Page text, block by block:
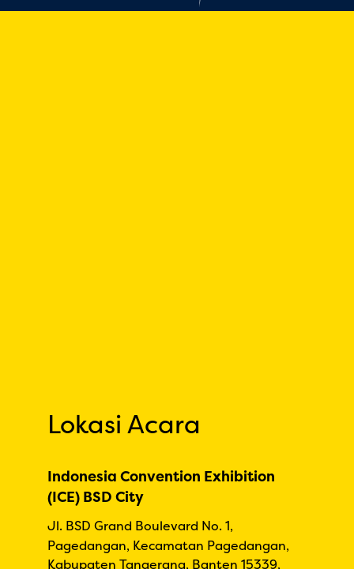
Lokasi Acara
Indonesia Convention Exhibition
(ICE) BSD City
Jl. BSD Grand Boulevard No. 1,
Pagedangan, Kecamatan Pagedangan,
Kabupaten Tangerang, Banten 15339,